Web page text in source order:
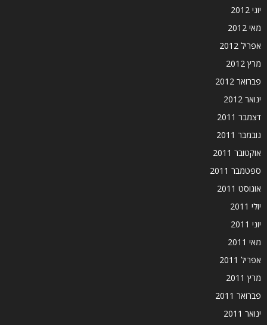
יוני 2012
מאי 2012
אפריל 2012
מרץ 2012
פברואר 2012
ינואר 2012
דצמבר 2011
נובמבר 2011
אוקטובר 2011
ספטמבר 2011
אוגוסט 2011
יולי 2011
יוני 2011
מאי 2011
אפריל 2011
מרץ 2011
פברואר 2011
ינואר 2011